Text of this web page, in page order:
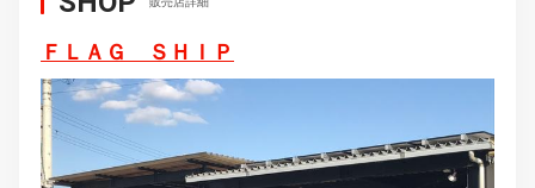
ＦＬＡＧ ＳＨＩＰ